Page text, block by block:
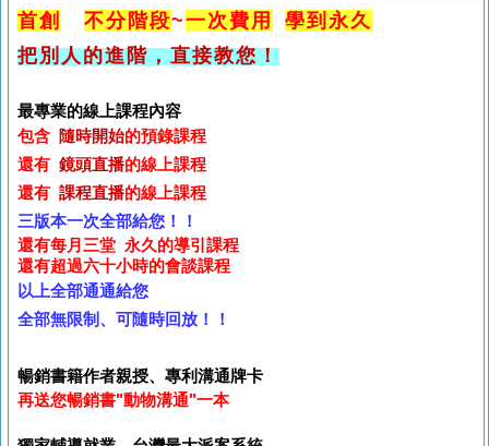
首創 不分階段~一次費用
學到永久
把別人的進階，直接教您！
最專業的線上課程內容
包含
隨時開始的預錄課程
還有 鏡頭直播的線上課程
還有 課程直播的線上課程
三版本一次全部給您 ！
！
還有每月三堂 永久的導引課程
還有超過六十小時的會談課程
以上全部通通給您
全部無限制、可隨時回放 ！ ！
暢銷書籍作者親授、專利溝通牌卡
再送您暢銷書"動物溝通"一本